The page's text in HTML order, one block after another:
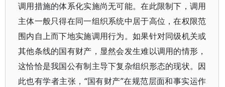
调用措施的体系化实施尚无可能。在此限制下，调用
主体一般只得在同一组织系统中居于高位，在权限范
围内自上而下地实施调用行为。如果针对同级机关或
其他条线的国有财产，显然会发生难以调用的情形，
这恰恰是我国公有制主导下复杂组织形态的现状。因
此也有学者主张，“国有财产”在规范层面和事实运作